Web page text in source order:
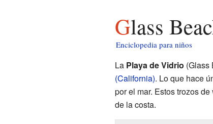
Glass
Enciclopedia para niños
La Playa de Vidrio (Glass
(California). Lo que hace
por el mar. Estos trozos
de la costa.